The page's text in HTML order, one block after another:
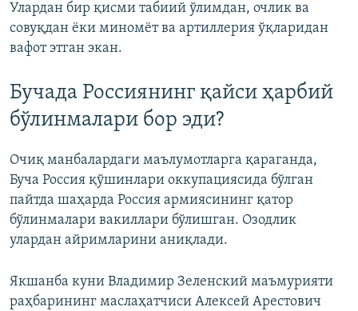
Улардан бир қисми табиий ўлимдан, очлик ва
совуқдан ёки миномёт ва артиллерия ўқларидан
вафот этган экан.
Бучада Россиянинг қайси ҳарбий
бўлинмалари бор эди?
Очиқ манбалардаги маълумотларга қараганда,
Буча Россия қўшинлари оккупациясида бўлган
пайтда шаҳарда Россия армиясининг қатор
бўлинмалари вакиллари бўлишган. Озодлик
улардан айримларини аниқлади.
Якшанба куни Владимир Зеленский маъмурияти
раҳбарининг маслаҳатчиси Алексей Арестович